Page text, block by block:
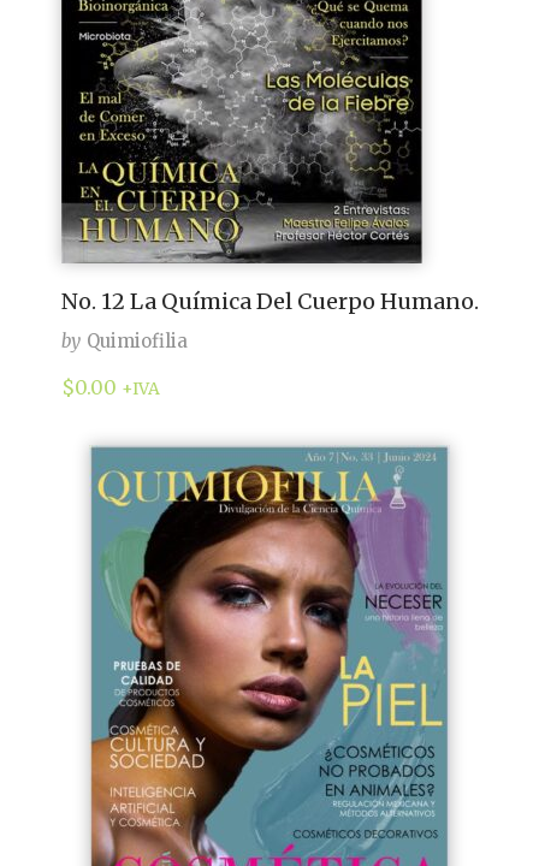
No. 12 La Química Del Cuerpo Humano.
by Quimiofilia
$0.00 +IVA